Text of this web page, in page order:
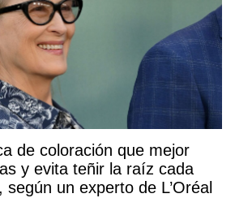
de coloración que mejor
y evita teñir la raíz cada
un experto de L’Oréal